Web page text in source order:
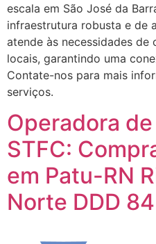
escala em São José da
infraestrutura robusta e de
atende às necessidades de
locais, garantindo uma
Contate-nos para mais
serviços.
Operadora
STFC:
em Patu-RN
Norte DDD 84